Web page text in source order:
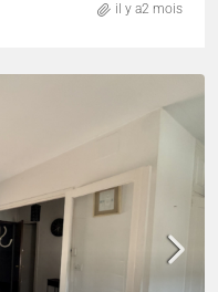
il y a2 mois